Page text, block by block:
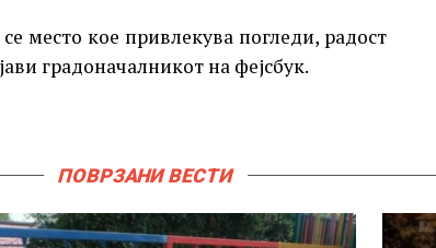
место кое привлекува погледи, радост
градоначалникот на фејсбук.
ПОВРЗАНИ ВЕСТИ